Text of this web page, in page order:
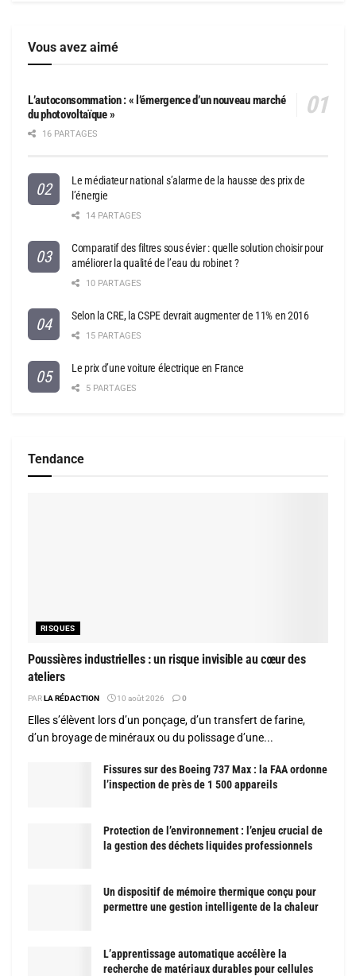
Vous avez aimé
L’autoconsommation : « l’émergence d’un nouveau marché
du photovoltaïque »
16 PARTAGES
Le médiateur national s’alarme de la hausse des prix de
l’énergie
14 PARTAGES
Comparatif des filtres sous évier : quelle solution choisir pour
améliorer la qualité de l’eau du robinet ?
10 PARTAGES
Selon la CRE, la CSPE devrait augmenter de 11% en 2016
15 PARTAGES
Le prix d’une voiture électrique en France
5 PARTAGES
Tendance
RISQUES
Poussières industrielles : un risque invisible au cœur des
ateliers
PARLA RÉDACTION 10 août 2026 0
Elles s’élèvent lors d’un ponçage, d’un transfert de farine,
d’un broyage de minéraux ou du polissage d’une...
Fissures sur des Boeing 737 Max : la FAA ordonne
l’inspection de près de 1 500 appareils
Protection de l’environnement : l’enjeu crucial de
la gestion des déchets liquides professionnels
Un dispositif de mémoire thermique conçu pour
permettre une gestion intelligente de la chaleur
L’apprentissage automatique accélère la
recherche de matériaux durables pour cellules